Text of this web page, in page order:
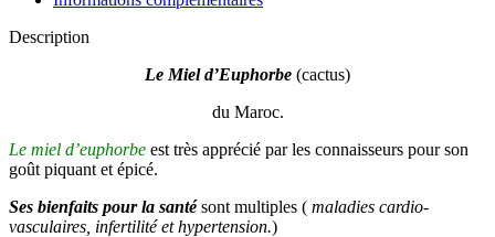
Description
Le Miel d’Euphorbe (cactus)
du Maroc.
Le miel d’euphorbe est très apprécié par les connaisseurs pour son
goût piquant et épicé.
Ses bienfaits pour la santésont multiples ( maladies cardio-
vasculaires, infertilité et hypertension.)